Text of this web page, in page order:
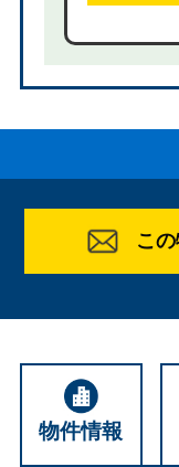
こ
物件情報